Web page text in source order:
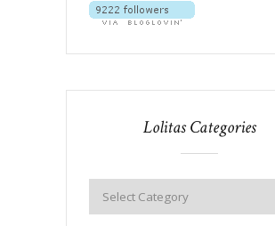
Lolitas Categories